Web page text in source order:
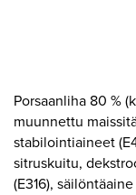
Porsaanliha 80 %
muunnettu
stabilointiaineet
sitruskuitu,
(E316),